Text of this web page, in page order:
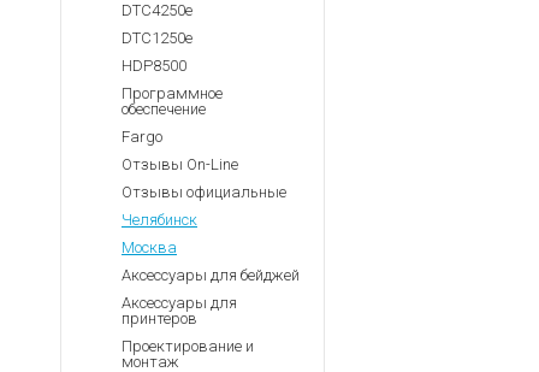
DTC4250e
DTC1250e
HDP8500
Программное
обеспечение
Fargo
Отзывы On-Line
Отзывы официальные
Челябинск
Москва
Аксессуары для бейджей
Аксессуары для
принтеров
Проектирование и
монтаж